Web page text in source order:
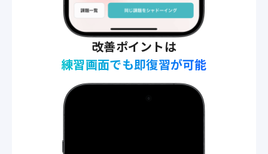
改善ポイントは
練習画面でも即復習が可能